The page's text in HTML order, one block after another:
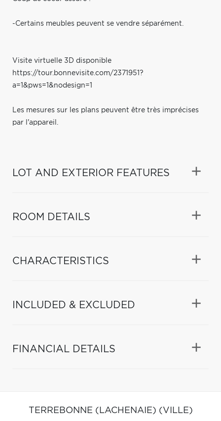
-Certains meubles peuvent se vendre séparément.
Visite virtuelle 3D disponible
https://tour.bonnevisite.com/2371951?
a=1&pws=1&nodesign=1
Les mesures sur les plans peuvent être très imprécises
par l'appareil.
LOT AND EXTERIOR FEATURES
ROOM DETAILS
CHARACTERISTICS
INCLUDED & EXCLUDED
FINANCIAL DETAILS
TERREBONNE (LACHENAIE) (VILLE)